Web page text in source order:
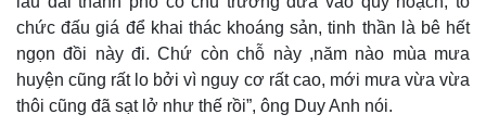
chức đấu giá để khai thác khoáng sản, tinh thần là bê hết
ngọn đồi này đi. Chứ còn chỗ này ,năm nào mùa mưa
huyện cũng rất lo bởi vì nguy cơ rất cao, mới mưa vừa vừa
thôi cũng đã sạt lở như thế rồi”, ông Duy Anh nói.